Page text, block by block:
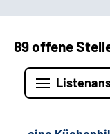
89 offene